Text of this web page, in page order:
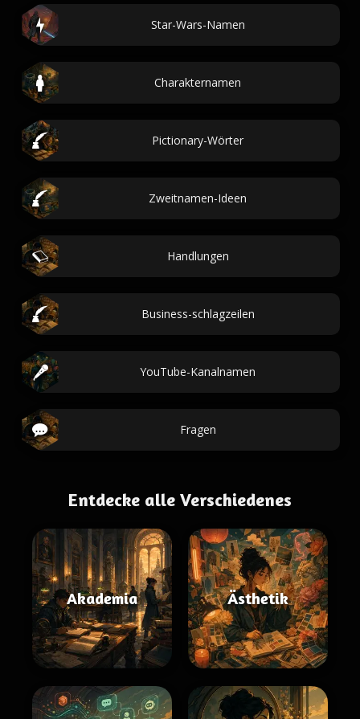
Star-Wars-Namen
Charakternamen
Pictionary-Wörter
Zweitnamen-Ideen
Handlungen
Business-schlagzeilen
YouTube-Kanalnamen
Fragen
Entdecke alle Verschiedenes
Akademia Ästhetik